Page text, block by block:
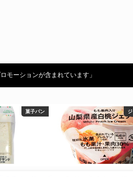
モーションが含まれています」
ジェラート